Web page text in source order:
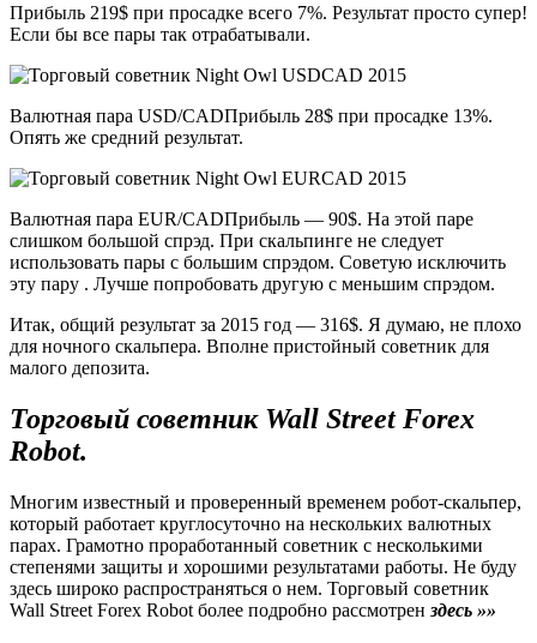
Прибыль 219$ при просадке всего 7%. Результат просто супер!
Если бы все пары так отрабатывали.
Валютная пара USD/CADПрибыль 28$ при просадке 13%.
Опять же средний результат.
Валютная пара EUR/CADПрибыль — 90$. На этой паре
слишком большой спрэд. При скальпинге не следует
использовать пары с большим спрэдом. Советую исключить
эту пару . Лучше попробовать другую с меньшим спрэдом.
Итак, общий результат за 2015 год — 316$. Я думаю, не плохо
для ночного скальпера. Вполне пристойный советник для
малого депозита.
Торговый советник Wall Street Forex
Robot.
Многим известный и проверенный временем робот-скальпер,
который работает круглосуточно на нескольких валютных
парах. Грамотно проработанный советник с несколькими
степенями защиты и хорошими результатами работы. Не буду
здесь широко распространяться о нем. Торговый советник
Wall Street Forex Robot более подробно рассмотрен здесь »»